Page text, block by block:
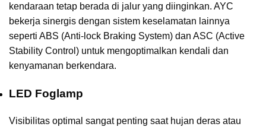
kendaraan tetap berada di jalur yang diinginkan. AYC
bekerja sinergis dengan sistem keselamatan lainnya
seperti ABS (Anti-lock Braking System) dan ASC (Active
Stability Control) untuk mengoptimalkan kendali dan
kenyamanan berkendara.
LED Foglamp
Visibilitas optimal sangat penting saat hujan deras atau